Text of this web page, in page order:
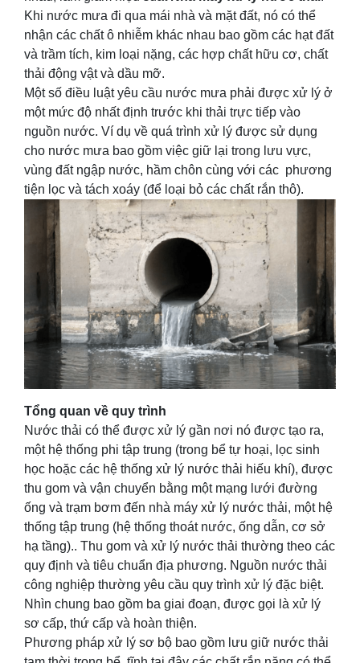
Khi nước mưa đi qua mái nhà và mặt đất, nó có thể
nhận các chất ô nhiễm khác nhau bao gồm các hạt đất
và trầm tích, kim loại nặng, các hợp chất hữu cơ, chất
thải động vật và dầu mỡ.
Một số điều luật yêu cầu nước mưa phải được xử lý ở
một mức độ nhất định trước khi thải trực tiếp vào
nguồn nước. Ví dụ về quá trình xử lý được sử dụng
cho nước mưa bao gồm việc giữ lại trong lưu vực,
vùng đất ngập nước, hầm chôn cùng với các phương
tiện lọc và tách xoáy (để loại bỏ các chất rắn thô).
Tổng quan về quy trình
Nước thải có thể được xử lý gần nơi nó được tạo ra,
một hệ thống phi tập trung (trong bể tự hoại, lọc sinh
học hoặc các hệ thống xử lý nước thải hiếu khí), được
thu gom và vận chuyển bằng một mạng lưới đường
ống và trạm bơm đến nhà máy xử lý nước thải, một hệ
thống tập trung (hệ thống thoát nước, ống dẫn, cơ sở
hạ tầng).. Thu gom và xử lý nước thải thường theo các
quy định và tiêu chuẩn địa phương. Nguồn nước thải
công nghiệp thường yêu cầu quy trình xử lý đặc biệt.
Nhìn chung bao gồm ba giai đoạn, được gọi là xử lý
sơ cấp, thứ cấp và hoàn thiện.
Phương pháp xử lý sơ bộ bao gồm lưu giữ nước thải